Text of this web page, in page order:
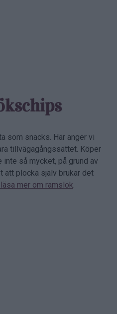
som snacks. Här anger vi
tillvägagångssättet. Köper
så mycket, på grund av
att plocka själv brukar det
mer om ramslök